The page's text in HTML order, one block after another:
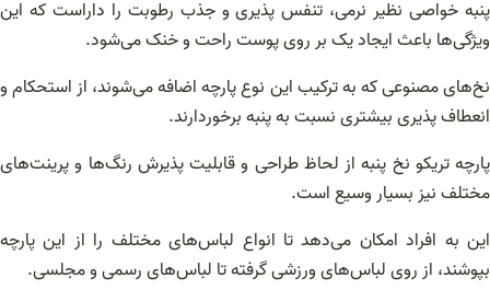
پنبه خواصی نظیر نرمی، تنفس پذیری و جذب رطوبت را داراست که این
ویژگی‌ها باعث ایجاد یک بر روی پوست راحت و خنک می‌شود.
نخ‌های مصنوعی که به ترکیب این نوع پارچه اضافه می‌شوند، از استحکام و
انعطاف پذیری بیشتری نسبت به پنبه برخوردارند.
پارچه تریکو نخ پنبه از لحاظ طراحی و قابلیت پذیرش رنگ‌ها و پرینت‌های
مختلف نیز بسیار وسیع است.
این به افراد امکان می‌دهد تا انواع لباس‌های مختلف را از این پارچه
بپوشند، از روی لباس‌های ورزشی گرفته تا لباس‌های رسمی و مجلسی.